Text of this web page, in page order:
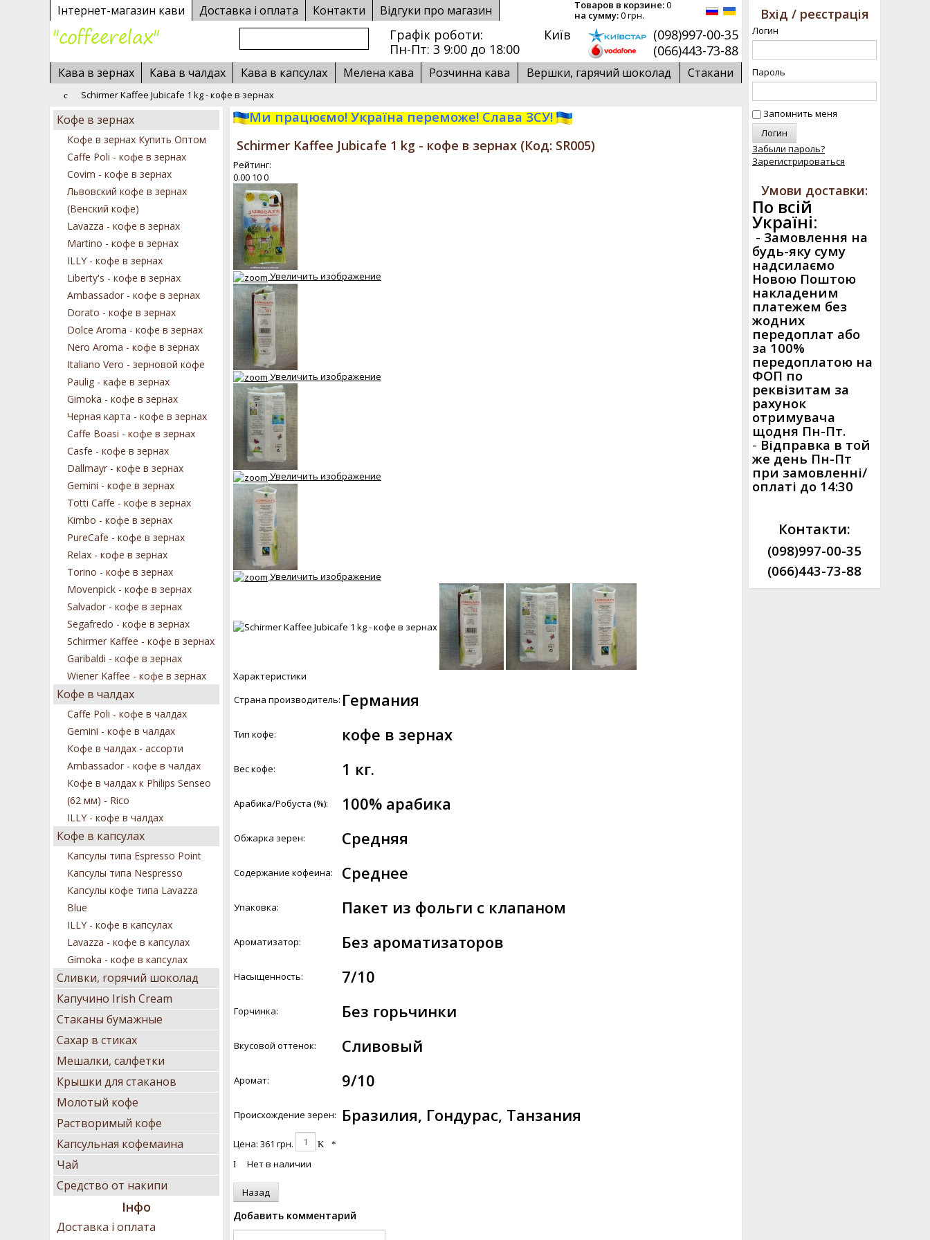
Графік роботи:
Пн-Пт: 3 9:00 до 18:00
Київ
(098)997-00-35
(066)443-73-88
Товаров в корзине:0
на сумму:0 грн.
Інтернет-магазин кави Доставка і оплата Контакти Відгуки про магазин
Кава в зернах Кава в чалдах Кава в капсулах Мелена кава Розчинна кава Вершки, гарячий шоколад Стакани
Schirmer Kaffee Jubicafe 1 kg - кофе в зернах
Ми працюємо! Україна переможе! Слава ЗСУ!
Schirmer Kaffee Jubicafe 1 kg - кофе в зернах (Код: SR005)
Рейтинг:
0.00 100
Увеличить изображение
Увеличить изображение
Увеличить изображение
Увеличить изображение
Характеристики
Страна производитель: Германия
Тип кофе: кофе в зернах
Вес кофе: 1 кг.
Арабика/Робуста (%): 100% арабика
Обжарка зерен: Средняя
Содержание кофеина: Среднее
Упаковка: Пакет из фольги с клапаном
Ароматизатор: Без ароматизаторов
Насыщенность: 7/10
Горчинка: Без горьчинки
Вкусовой оттенок: Сливовый
Аромат: 9/10
Происхождение зерен: Бразилия, Гондурас, Танзания
Цена: 361 грн.
Нет в наличии
Добавить комментарий
Кофе в зернах
Кофе в зернах Купить Оптом
Caffe Poli - кофе в зернах
Covim - кофе в зернах
Львовский кофе в зернах
(Венский кофе)
Lavazza - кофе в зернах
Martino - кофе в зернах
ILLY - кофе в зернах
Liberty's - кофе в зернах
Ambassador - кофе в зернах
Dorato - кофе в зернах
Dolce Aroma - кофе в зернах
Nero Aroma - кофе в зернах
Italiano Vero - зерновой кофе
Paulig - кафе в зернах
Gimoka - кофе в зернах
Черная карта - кофе в зернах
Caffe Boasi - кофе в зернах
Casfe - кофе в зернах
Dallmayr - кофе в зернах
Gemini - кофе в зернах
Totti Caffe - кофе в зернах
Kimbo - кофе в зернах
PureCafe - кофе в зернах
Relax - кофе в зернах
Torino - кофе в зернах
Movenpick - кофе в зернах
Salvador - кофе в зернах
Segafredo - кофе в зернах
Schirmer Kaffee - кофе в зернах
Garibaldi - кофе в зернах
Wiener Kaffee - кофе в зернах
Кофе в чалдах
Caffe Poli - кофе в чалдах
Gemini - кофе в чалдах
Кофе в чалдах - ассорти
Ambassador - кофе в чалдах
Кофе в чалдах к Philips Senseo
(62 мм) - Rico
ILLY - кофе в чалдах
Кофе в капсулах
Капсулы типа Espresso Point
Капсулы типа Nespresso
Капсулы кофе типа Lavazza
Blue
ILLY - кофе в капсулах
Lavazza - кофе в капсулах
Gimoka - кофе в капсулах
Сливки, горячий шоколад
Капучино Irish Cream
Стаканы бумажные
Сахар в стиках
Мешалки, салфетки
Крышки для стаканов
Молотый кофе
Растворимый кофе
Капсульная кофемаина
Чай
Средство от накипи
Інфо
Доставка і оплата
Вхід / реєстрація
Логин
Пароль
Запомнить меня
Забыли пароль?
Зарегистрироваться
Умови доставки:
По всій
Україні:
- Замовлення на
будь-яку суму
надсилаємо
Новою Поштою
накладеним
платежем без
жодних
передоплат або
за 100%
передоплатою на
ФОП по
реквізитам за
рахунок
отримувача
щодня Пн-Пт.
- Відправка в той
же день Пн-Пт
при замовленні/
оплаті до 14:30
Контакти:
(098)997-00-35
(066)443-73-88